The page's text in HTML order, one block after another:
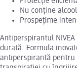
Nu conține
Prospețime
Antiperspirantul
durată. Formula
antiperspirantă